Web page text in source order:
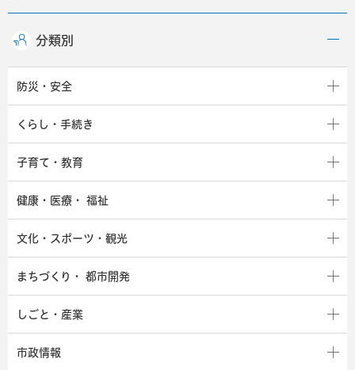
分類別
防災・安全
くらし・手続き
子育て・教育
健康・医療・ 福祉
文化・スポーツ・観光
まちづくり・ 都市開発
しごと・産業
市政情報